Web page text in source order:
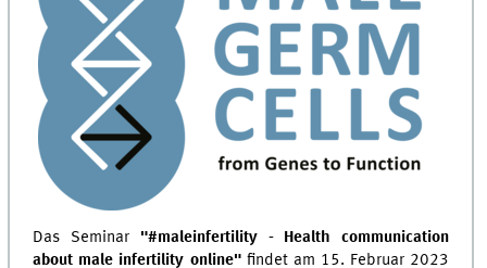
Das Seminar "#maleinfertility - Health communication
about male infertility online"findet am 15. Februar 2023